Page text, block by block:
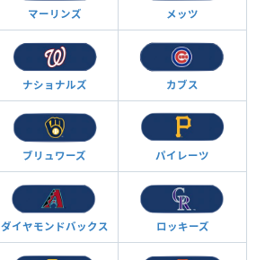
マーリンズ メッツ
ナショナルズ カブス
ブリュワーズ パイレーツ
ダイヤモンドバックス ロッキーズ